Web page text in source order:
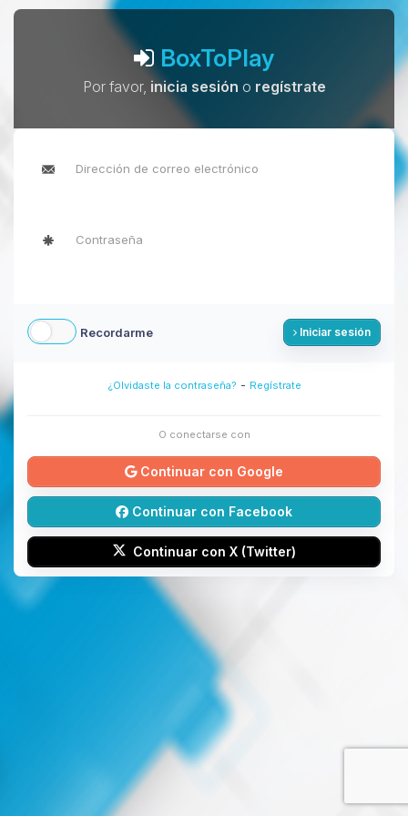
BoxToPlay
Por favor, inicia sesión o regístrate
Recordarme Iniciar sesión
¿Olvidaste la contraseña? - Regístrate
O conectarse con
Continuar con Google
Continuar con Facebook
Continuar con X (Twitter)